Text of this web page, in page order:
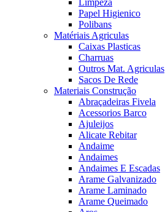
Limpeza
Papel Higienico
Polibans
Matériais Agriculas
Caixas Plasticas
Charruas
Outros Mat. Agriculas
Sacos De Rede
Materiais Construção
Abraçadeiras Fivela
Acessorios Barco
Ajuleijos
Alicate Rebitar
Andaime
Andaimes
Andaimes E Escadas
Arame Galvanizado
Arame Laminado
Arame Queimado